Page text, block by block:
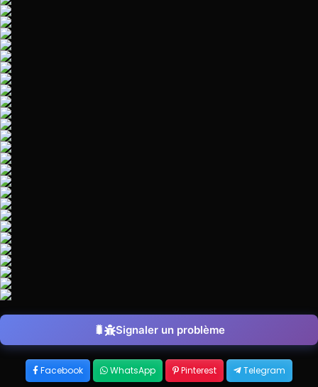
Signaler un problème
Facebook WhatsApp Pinterest Telegram